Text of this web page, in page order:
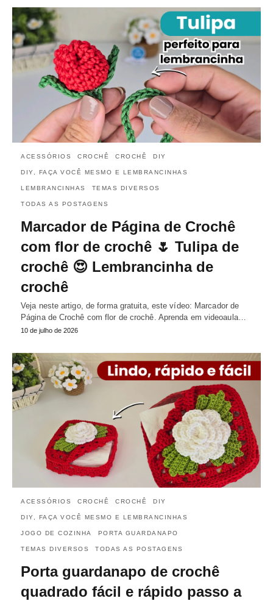
ACESSÓRIOS CROCHÊ CROCHÊ DIY
DIY, FAÇA VOCÊ MESMO E LEMBRANCINHAS
LEMBRANCINHAS TEMAS DIVERSOS
TODAS AS POSTAGENS
Marcador de Página de Crochê
com flor de crochê 🌷 Tulipa de
crochê 😍 Lembrancinha de
crochê
Veja neste artigo, de forma gratuita, este vídeo: Marcador de
Página de Crochê com flor de crochê. Aprenda em videoaula…
10 de julho de 2026
ACESSÓRIOS CROCHÊ CROCHÊ DIY
DIY, FAÇA VOCÊ MESMO E LEMBRANCINHAS
JOGO DE COZINHA PORTA GUARDANAPO
TEMAS DIVERSOS TODAS AS POSTAGENS
Porta guardanapo de crochê
quadrado fácil e rápido passo a